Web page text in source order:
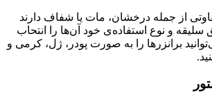
از جمله درخشان، مات یا شفاف دارند
و نوع استفاده‌ی خود آن‌ها را انتحاب
برانزرها را به صورت پودر، ژل، کرمی و